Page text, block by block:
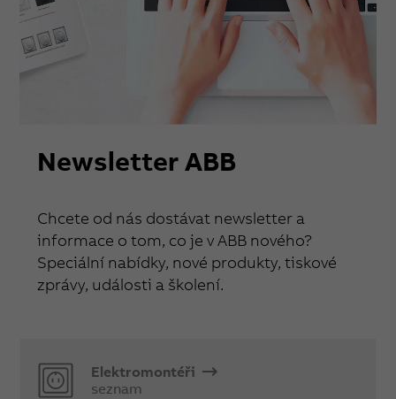
Newsletter ABB
Chcete od nás dostávat newsletter a
informace o tom, co je v ABB nového?
Speciální nabídky, nové produkty, tiskové
zprávy, události a školení.
Elektromontéři
seznam